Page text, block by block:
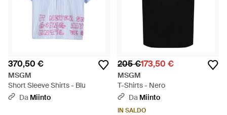
370,50 €
MSGM
Short Sleeve Shirts - Blu
Da Miinto
205 €173,50 €
MSGM
T-Shirts - Nero
Da Miinto
IN SALDO